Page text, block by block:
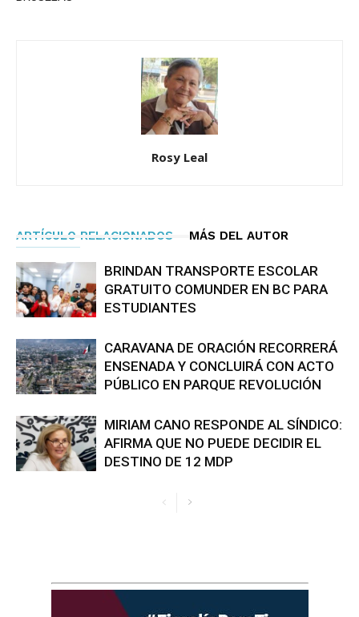
Rosy Leal
ARTÍCULO RELACIONADOS MÁS DEL AUTOR
BRINDAN TRANSPORTE ESCOLAR
GRATUITO COMUNDER EN BC PARA
ESTUDIANTES
CARAVANA DE ORACIÓN RECORRERÁ
ENSENADA Y CONCLUIRÁ CON ACTO
PÚBLICO EN PARQUE REVOLUCIÓN
MIRIAM CANO RESPONDE AL SÍNDICO:
AFIRMA QUE NO PUEDE DECIDIR EL
DESTINO DE 12 MDP